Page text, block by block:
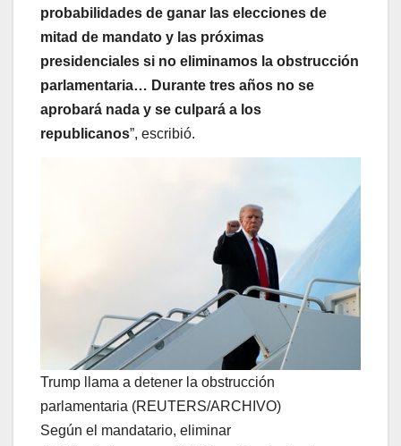
probabilidades de ganar las elecciones de
mitad de mandato y las próximas
presidenciales si no eliminamos la obstrucción
parlamentaria… Durante tres años no se
aprobará nada y se culpará a los
republicanos”, escribió.
Trump llama a detener la obstrucción
parlamentaria (REUTERS/ARCHIVO)
Según el mandatario, eliminar